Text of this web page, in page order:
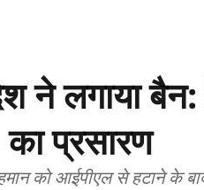
ने लगाया
प्रसारण
बांग्लादेश सरकार का बड़ा फैसला — ‘जनहित’ का हवाला